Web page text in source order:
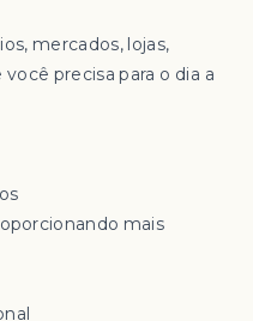
mercados, lojas,
precisa para o dia a
mais